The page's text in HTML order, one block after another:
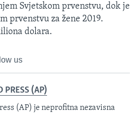
Svjetskom prvenstvu, dok je
prvenstvu za žene 2019.
dolara.
us
PRESS (AP)
(AP) je neprofitna nezavisna